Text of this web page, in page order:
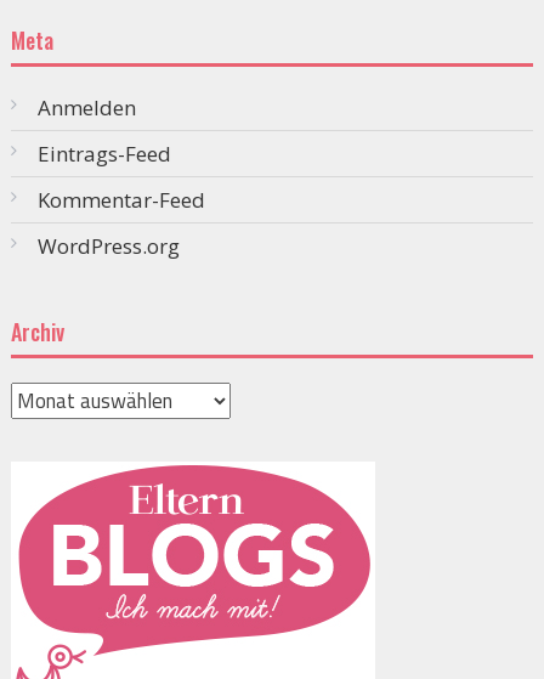
Meta
Anmelden
Eintrags-Feed
Kommentar-Feed
WordPress.org
Archiv
Archiv